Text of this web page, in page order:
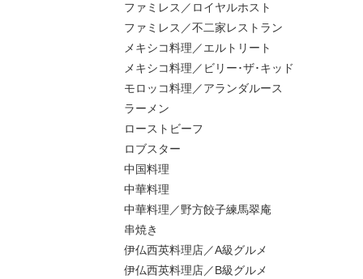
ファミレス／ロイヤルホスト
ファミレス／不二家レストラン
メキシコ料理／エルトリート
メキシコ料理／ビリー･ザ･キッド
モロッコ料理／アランダルース
ラーメン
ローストビーフ
ロブスター
中国料理
中華料理
中華料理／野方餃子練馬翠庵
串焼き
伊仏西英料理店／A級グルメ
伊仏西英料理店／B級グルメ